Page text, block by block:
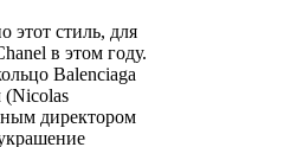
этот стиль, для
в этом году.
Balenciaga
(Nicolas
директором